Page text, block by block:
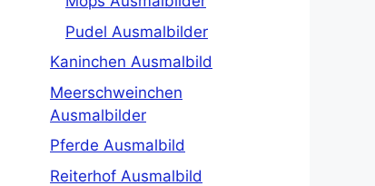
Pudel Ausmalbilder
Kaninchen Ausmalbild
Meerschweinchen
Ausmalbilder
Pferde Ausmalbild
Reiterhof Ausmalbild